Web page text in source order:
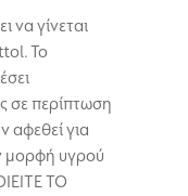
να γίνεται
Το
σε περίπτωση
αφεθεί για
μορφή υγρού
ΤΟ